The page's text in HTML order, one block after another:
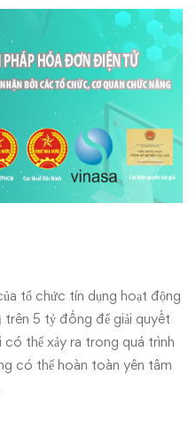
tổ chức tín dụng hoạt động
trên 5 tỷ đồng để giải quyết
có thể xảy ra trong quá trình
có thể hoàn toàn yên tâm